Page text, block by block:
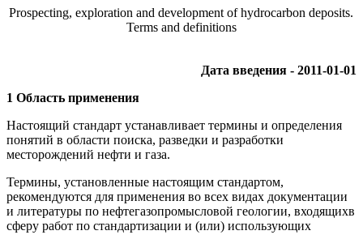
Prospecting, exploration and development of hydrocarbon deposits.
Terms and definitions
Дата введения - 2011-01-01
1 Область применения
Настоящий стандарт устанавливает термины и определения
понятий в области поиска, разведки и разработки
месторождений нефти и газа.
Термины, установленные настоящим стандартом,
рекомендуются для применения во всех видах документации
и литературы по нефтегазопромысловой геологии, входящихв
сферу работ по стандартизации и (или) использующих